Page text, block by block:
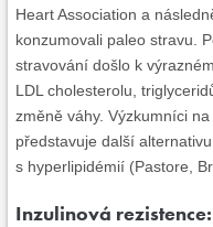
Heart Association a
konzumovali paleo stravu.
stravování došlo k
LDL cholesterolu,
změně váhy. Výzkumníci
představuje další
s hyperlipidémií (Pastore,
Inzulinová rezistence: